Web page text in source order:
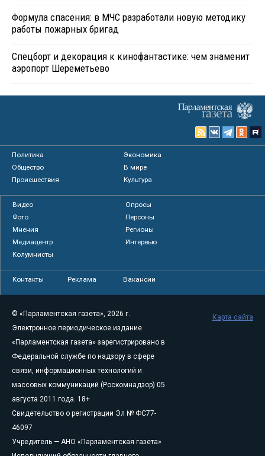
Формула спасения: в МЧС разработали новую методику
работы пожарных бригад
Спецборт и декорация к кинофантастике: чем знаменит
аэропорт Шереметьево
Политика
Экономика
Общество
В мире
Происшествия
Культура
Видео
Опросы
Фото
Персоны
Мнения
Регионы
Медиацентр
Интервью
Колумнисты
Контакты Реклама Вакансии
© «Парламентская газета», 2026 г.
Электронное периодическое издание
«Парламентская газета» зарегистрировано в
Федеральной службе по надзору в сфере
связи, информационных технологий и
массовых коммуникаций (Роскомнадзор) 05
августа 2011 года. 18+
Свидетельство о регистрации Эл № ФС77-
46097
Учредитель — АНО «Парламентская газета»
Карта сайта